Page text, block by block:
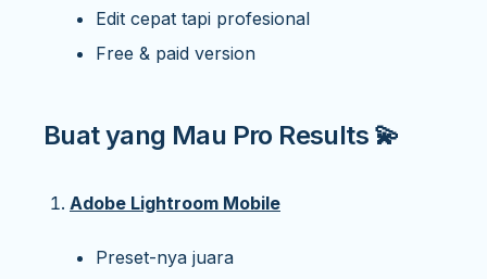
Edit cepat tapi profesional
Free & paid version
Buat yang Mau Pro Results 💫
Adobe Lightroom Mobile
Preset-nya juara